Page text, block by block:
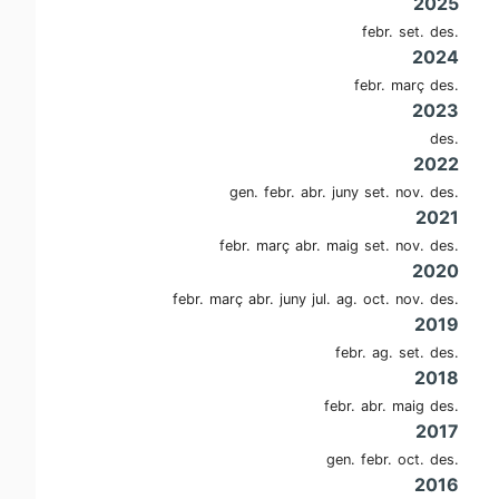
febr. set. des.
2024
febr. març des.
2023
des.
2022
gen. febr. abr. juny set. nov. des.
2021
febr. març abr. maig set. nov. des.
2020
febr. març abr. juny jul. ag. oct. nov. des.
2019
febr. ag. set. des.
2018
febr. abr. maig des.
2017
gen. febr. oct. des.
2016